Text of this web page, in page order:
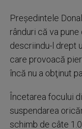
Preşedintele
rânduri că va
descriindu-l drept
care provoacă
încă nu a obţinut
Încetarea focului
suspendarea
schimb de câte